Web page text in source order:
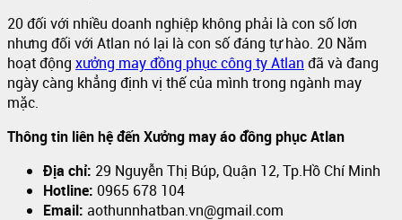
20 đối với nhiều doanh nghiệp không phải là con số lơn
nhưng đối với Atlan nó lại là con số đáng tự hào. 20 Năm
hoạt động xưởng may đồng phục công ty Atlan đã và đang
ngày càng khẳng định vị thế của mình trong ngành may
mặc.
Thông tin liên hệ đến Xưởng may áo đồng phục Atlan
Địa chỉ: 29 Nguyễn Thị Búp, Quận 12, Tp.Hồ Chí Minh
Hotline: 0965 678 104
Email: aothunnhatban.vn@gmail.com